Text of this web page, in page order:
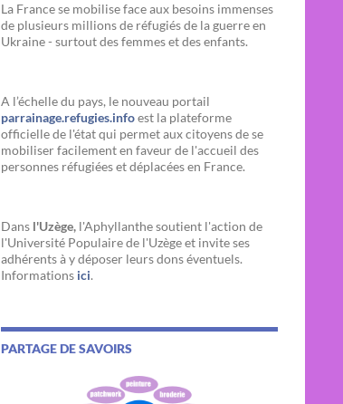
La France se mobilise face aux besoins immenses
de plusieurs millions de réfugiés de la guerre en
Ukraine - surtout des femmes et des enfants.
A l’échelle du pays, le nouveau portail
parrainage.refugies.infoest la plateforme
officielle de l'état qui permet aux citoyens de se
mobiliser facilement en faveur de l'accueil des
personnes réfugiées et déplacées en France.
Dans l'Uzège, l'Aphyllanthe soutient l'action de
l'Université Populaire de l'Uzège et invite ses
adhérents à y déposer leurs dons éventuels.
Informations ici.
PARTAGE DE SAVOIRS